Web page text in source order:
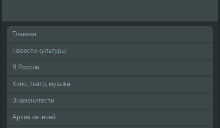
Главная
Новости культуры
В России
Кино, театр, музыка
Знаменитости
Архив записей